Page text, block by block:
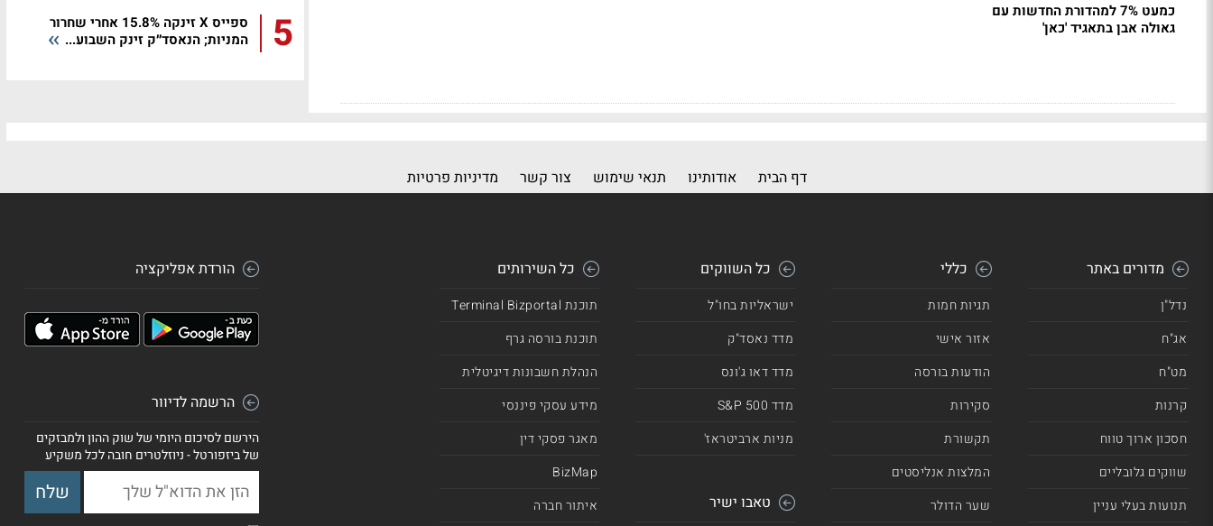
כמעט 7% למהדורת החדשות עם
גאולה אבן בתאגיד 'כאן'
5
ספייס X זינקה 15.8% אחרי שחרור
המניות; הנאסד״ק זינק השבוע...
דף הבית אודותינו תנאי שימוש צור קשר מדיניות פרטיות
מדורים באתר
נדל"ן
אג"ח
מט"ח
קרנות
חסכון ארוך טווח
שווקים גלובליים
תנועות בעלי עניין
כללי
תגיות חמות
אזור אישי
הודעות בורסה
סקירות
תקשורת
המלצות אנליסטים
שער הדולר
כל השווקים
ישראליות בחו"ל
מדד נאסד"ק
מדד דאו ג'ונס
מדד 500 S&P
מניות ארביטראז'
טאבו ישיר
כל השירותים
תוכנת Terminal Bizportal
תוכנת בורסה גרף
הנהלת חשבונות דיגיטלית
מידע עסקי פיננסי
מאגר פסקי דין
BizMap
איתור חברה
הורדת אפליקציה
הרשמה לדיוור
הירשם לסיכום היומי של שוק ההון ולמבזקים
של ביזפורטל - ניוזלטרים חובה לכל משקיע